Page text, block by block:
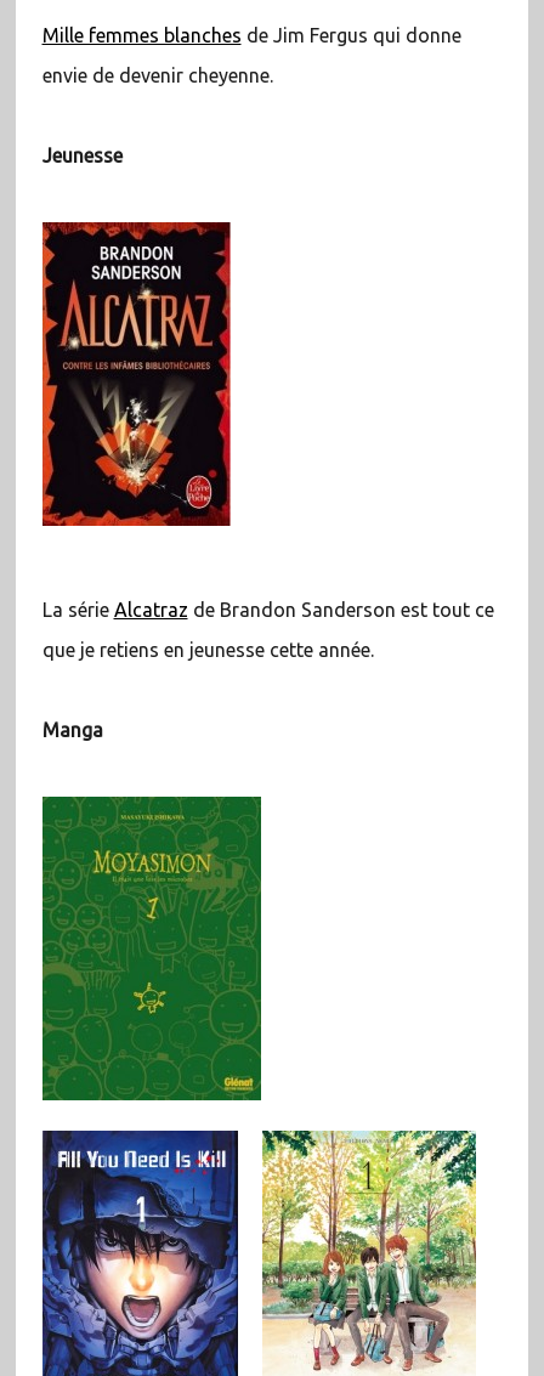
Mille femmes blanches de Jim Fergus qui donne
envie de devenir cheyenne.
Jeunesse
La série Alcatraz de Brandon Sanderson est tout ce
que je retiens en jeunesse cette année.
Manga